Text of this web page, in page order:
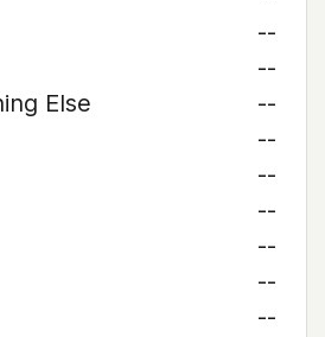
--
--
Else
--
--
--
--
--
--
--